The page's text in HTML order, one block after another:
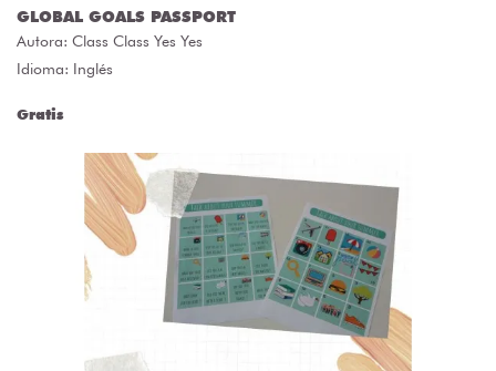
GLOBAL GOALS PASSPORT
Autora: Class Class Yes Yes
Idioma: Inglés
Gratis